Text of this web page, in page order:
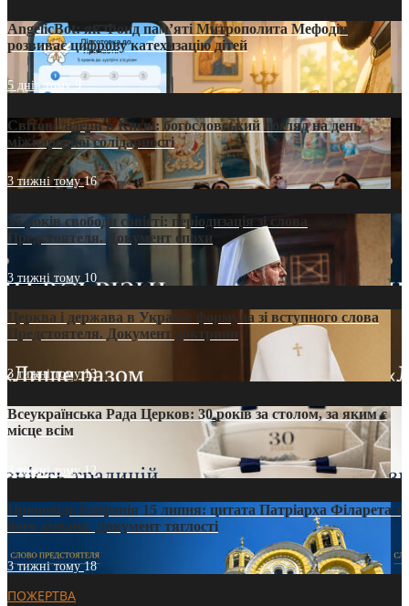
AngelicBot: як Фонд пам’яті Митрополита Мефодія
розвиває цифрову катехизацію дітей
5 днів тому9
Світові лідери в Києві: богословський погляд на день
міжнародної солідарності
3 тижні тому16
35 років свободи совісті: періодизація зі слова
Предстоятеля. Документ епохи
3 тижні тому 10
Церква і держава в Україні: формула зі вступного слова
Предстоятеля. Документ доктрини
3 тижні тому13
Всеукраїнська Рада Церков: 30 років за столом, за яким є
місце всім
3 тижні тому12
Проповідь Епіфанія 15 липня: цитата Патріарха Філарета з
його амвона. Документ тяглості
3 тижні тому18
ПОЖЕРТВА